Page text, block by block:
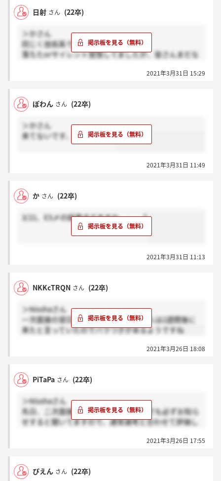
日射 さん (22卒)
＞かさん
同じく技術系で来てません。
落ちたorサイレント覚悟してましたが、皆さんまだな
2021年3月31日 15:29
ぽわん さん (22卒)
＞かさん
来てないです、、技術系です
2021年3月31日 11:49
か さん (22卒)
3/21、ES〆の結果きてますか、、、？
2021年3月31日 11:13
NKKcTRQN さん (22卒)
＞Nisshaさん
一次面接の翌日に結果きましたよ。友人は2週間後に
来たと言っていたのでバラつきがあるようですね
2021年3月26日 18:08
PiTaPa さん (22卒)
＞Nisshaさん
先日、二次面接を行いました。不合格でも必ずお知ら
せすると聞いてますので、通常選考と合わせて評価し
2021年3月26日 17:55
ぴえん さん (22卒)